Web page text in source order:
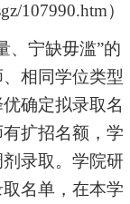
107990.htm）
、宁缺毋滥”的
相同学位类型
确定拟录取名
扩招名额，学
录取。学院研
名单，在本学